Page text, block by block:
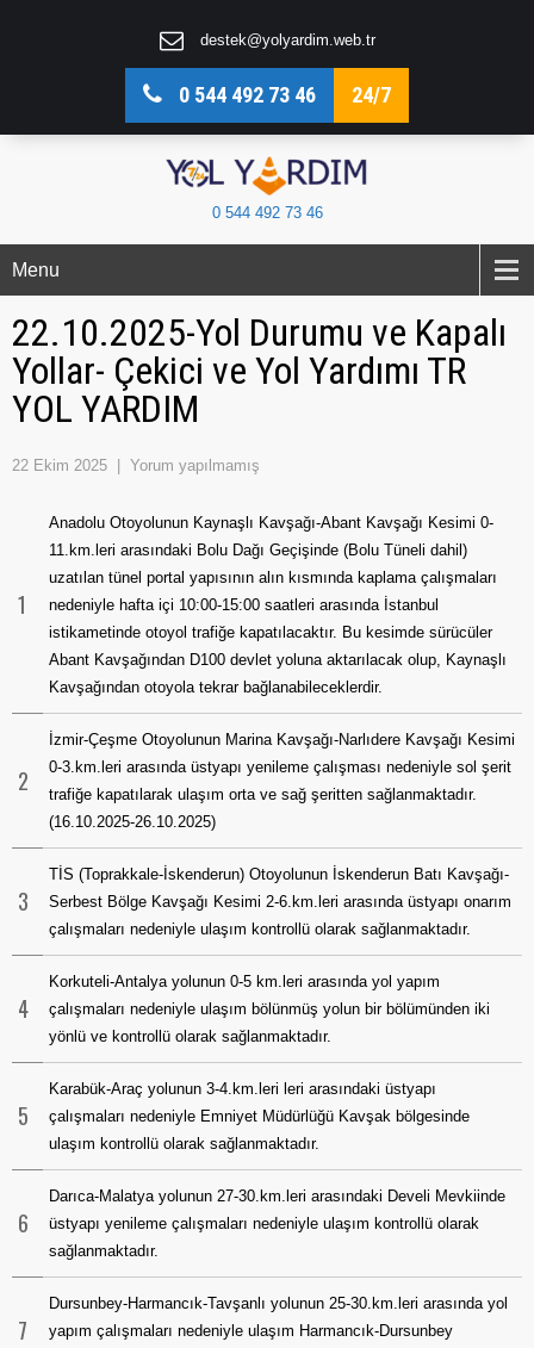
destek@yolyardim.web.tr
0 544 492 73 46 24/7
0 544 492 73 46
Menu
22.10.2025-Yol Durumu ve Kapalı
Yollar- Çekici ve Yol Yardımı TR
YOL YARDIM
22 Ekim 2025 Yorum yapılmamış
1
Anadolu Otoyolunun Kaynaşlı Kavşağı-Abant Kavşağı Kesimi 0-
11.km.leri arasındaki Bolu Dağı Geçişinde (Bolu Tüneli dahil)
uzatılan tünel portal yapısının alın kısmında kaplama çalışmaları
nedeniyle hafta içi 10:00-15:00 saatleri arasında İstanbul
istikametinde otoyol trafiğe kapatılacaktır. Bu kesimde sürücüler
Abant Kavşağından D100 devlet yoluna aktarılacak olup, Kaynaşlı
Kavşağından otoyola tekrar bağlanabileceklerdir.
2
İzmir-Çeşme Otoyolunun Marina Kavşağı-Narlıdere Kavşağı Kesimi
0-3.km.leri arasında üstyapı yenileme çalışması nedeniyle sol şerit
trafiğe kapatılarak ulaşım orta ve sağ şeritten sağlanmaktadır.
(16.10.2025-26.10.2025)
3
TİS (Toprakkale-İskenderun) Otoyolunun İskenderun Batı Kavşağı-
Serbest Bölge Kavşağı Kesimi 2-6.km.leri arasında üstyapı onarım
çalışmaları nedeniyle ulaşım kontrollü olarak sağlanmaktadır.
4
Korkuteli-Antalya yolunun 0-5 km.leri arasında yol yapım
çalışmaları nedeniyle ulaşım bölünmüş yolun bir bölümünden iki
yönlü ve kontrollü olarak sağlanmaktadır.
5
Karabük-Araç yolunun 3-4.km.leri leri arasındaki üstyapı
çalışmaları nedeniyle Emniyet Müdürlüğü Kavşak bölgesinde
ulaşım kontrollü olarak sağlanmaktadır.
6
Darıca-Malatya yolunun 27-30.km.leri arasındaki Develi Mevkiinde
üstyapı yenileme çalışmaları nedeniyle ulaşım kontrollü olarak
sağlanmaktadır.
7
Dursunbey-Harmancık-Tavşanlı yolunun 25-30.km.leri arasında yol
yapım çalışmaları nedeniyle ulaşım Harmancık-Dursunbey